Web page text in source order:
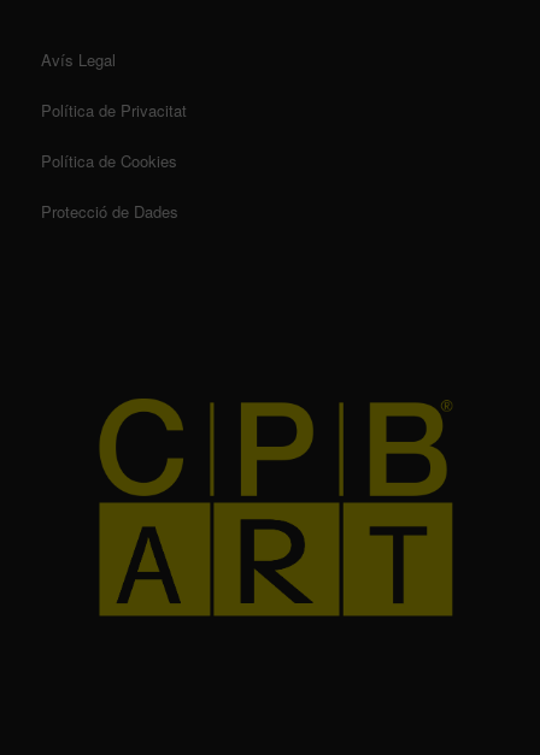
Avís Legal
Política de Privacitat
Política de Cookies
Protecció de Dades